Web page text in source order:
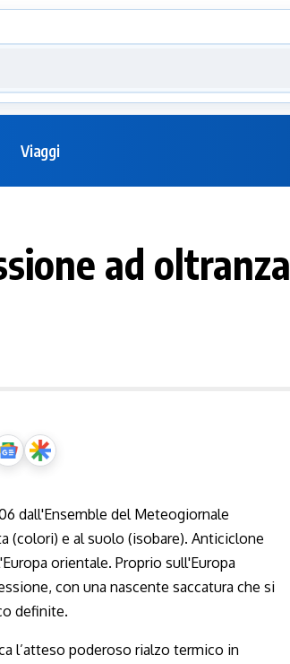
Viaggi
ad oltranza
l’atteso poderoso rialzo termico in